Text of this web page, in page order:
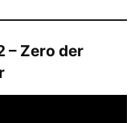
– Zero der